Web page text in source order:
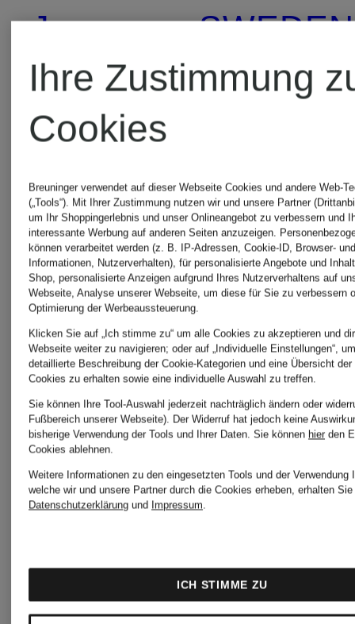
Jeans
TIGER
OF
SWEDEN
Kleider
TIGER
OF
SWEDEN
Krawatten
SWEDEN
Westen
OF
SWEDEN
Wide Leg
Jeans
Ihre Zustimmung
Cookies
Breuninger verwendet auf dieser Webseite Cookies und andere Web-
(„Tools“). Mit Ihrer Zustimmung nutzen wir und unsere Partner
um Ihr Shoppingerlebnis und unser Onlineangebot zu verbessern und
interessante Werbung auf anderen Seiten anzuzeigen.
können verarbeitet werden (z. B. IP-Adressen, Cookie-ID, Browser-
Informationen, Nutzerverhalten), für personalisierte Angebote und
Shop, personalisierte Anzeigen aufgrund Ihres Nutzerverhaltens auf
Webseite, Analyse unserer Webseite, um diese für Sie zu verbessern
Optimierung der Werbeaussteuerung.
Klicken Sie auf „Ich stimme zu“ um alle Cookies zu akzeptieren und
Webseite weiter zu navigieren; oder auf „Individuelle Einstellungen“,
detaillierte Beschreibung der Cookie-Kategorien und eine Übersicht
Cookies zu erhalten sowie eine individuelle Auswahl zu treffen.
Sie können Ihre Tool-Auswahl jederzeit nachträglich ändern oder
Fußbereich unserer Webseite). Der Widerruf hat jedoch keine
bisherige Verwendung der Tools und Ihrer Daten. Sie können hier den
Cookies ablehnen.
Weitere Informationen zu den eingesetzten Tools und der Verwendung
welche wir und unsere Partner durch die Cookies erheben, erhalten
Datenschutzerklärung und Impressum.
ICH STIMME ZU